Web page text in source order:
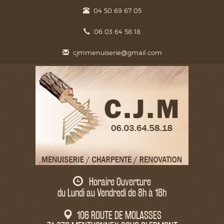
04 50 69 67 05
06 03 64 58 18
cjmmenuiserie@gmail.com
Horaire Ouverture
du Lundi au Vendredi de 8h à 18h
106 ROUTE DE MOLASSES